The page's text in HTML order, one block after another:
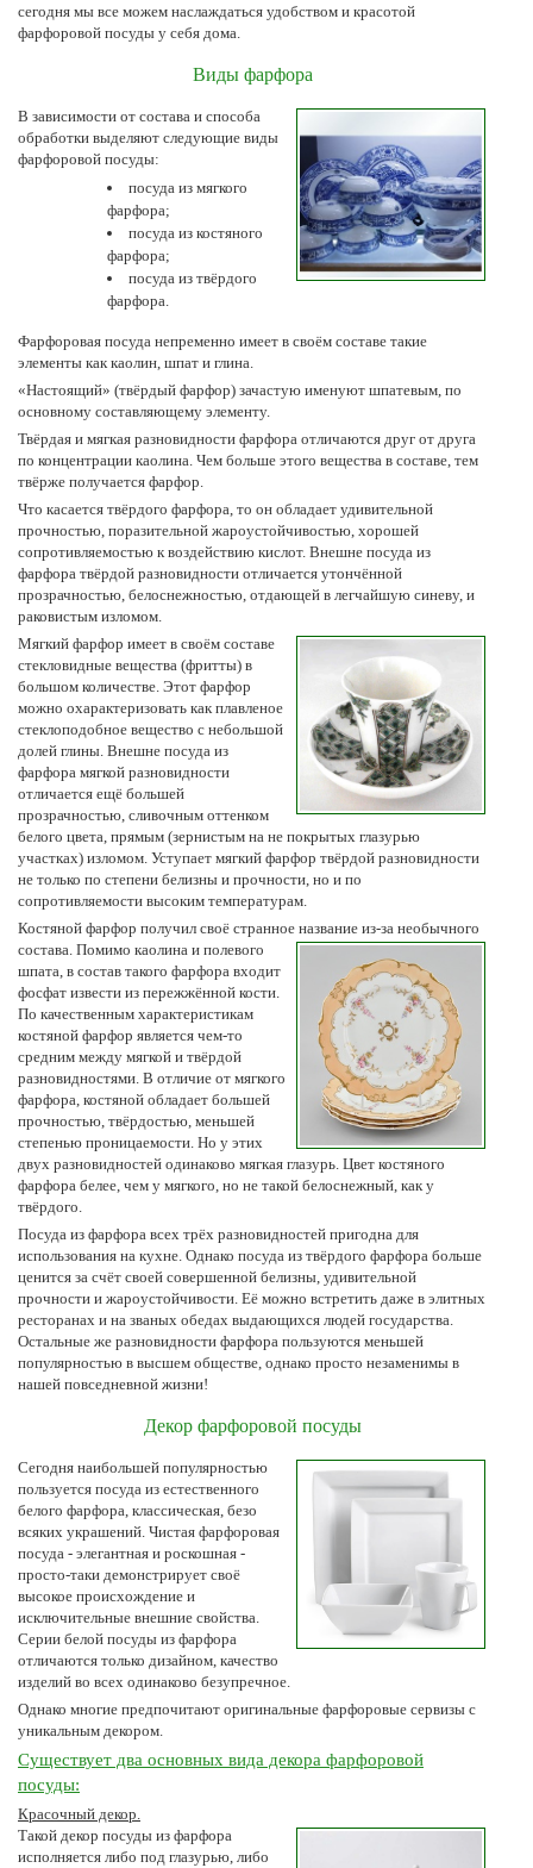
сегодня мы все можем наслаждаться удобством и красотой
фарфоровой посуды у себя дома.
Виды фарфора
В зависимости от состава и способа
обработки выделяют следующие виды
фарфоровой посуды:
посуда из мягкого
фарфора;
посуда из костяного
фарфора;
посуда из твёрдого
фарфора.
Фарфоровая посуда непременно имеет в своём составе такие
элементы как каолин, шпат и глина.
«Настоящий» (твёрдый фарфор) зачастую именуют шпатевым, по
основному составляющему элементу.
Твёрдая и мягкая разновидности фарфора отличаются друг от друга
по концентрации каолина. Чем больше этого вещества в составе, тем
твёрже получается фарфор.
Что касается твёрдого фарфора, то он обладает удивительной
прочностью, поразительной жароустойчивостью, хорошей
сопротивляемостью к воздействию кислот. Внешне посуда из
фарфора твёрдой разновидности отличается утончённой
прозрачностью, белоснежностью, отдающей в легчайшую синеву, и
раковистым изломом.
Мягкий фарфор имеет в своём составе
стекловидные вещества (фритты) в
большом количестве. Этот фарфор
можно охарактеризовать как плавленое
стеклоподобное вещество с небольшой
долей глины. Внешне посуда из
фарфора мягкой разновидности
отличается ещё большей
прозрачностью, сливочным оттенком
белого цвета, прямым (зернистым на не покрытых глазурью
участках) изломом. Уступает мягкий фарфор твёрдой разновидности
не только по степени белизны и прочности, но и по
сопротивляемости высоким температурам.
Костяной фарфор получил своё странное название из-за необычного
состава. Помимо каолина и полевого
шпата, в состав такого фарфора входит
фосфат извести из пережжённой кости.
По качественным характеристикам
костяной фарфор является чем-то
средним между мягкой и твёрдой
разновидностями. В отличие от мягкого
фарфора, костяной обладает большей
прочностью, твёрдостью, меньшей
степенью проницаемости. Но у этих
двух разновидностей одинаково мягкая глазурь. Цвет костяного
фарфора белее, чем у мягкого, но не такой белоснежный, как у
твёрдого.
Посуда из фарфора всех трёх разновидностей пригодна для
использования на кухне. Однако посуда из твёрдого фарфора больше
ценится за счёт своей совершенной белизны, удивительной
прочности и жароустойчивости. Её можно встретить даже в элитных
ресторанах и на званых обедах выдающихся людей государства.
Остальные же разновидности фарфора пользуются меньшей
популярностью в высшем обществе, однако просто незаменимы в
нашей повседневной жизни!
Декор фарфоровой посуды
Сегодня наибольшей популярностью
пользуется посуда из естественного
белого фарфора, классическая, безо
всяких украшений. Чистая фарфоровая
посуда - элегантная и роскошная -
просто-таки демонстрирует своё
высокое происхождение и
исключительные внешние свойства.
Серии белой посуды из фарфора
отличаются только дизайном, качество
изделий во всех одинаково безупречное.
Однако многие предпочитают оригинальные фарфоровые сервизы с
уникальным декором.
Существует два основных вида декора фарфоровой
посуды:
Красочный декор.
Такой декор посуды из фарфора
исполняется либо под глазурью, либо